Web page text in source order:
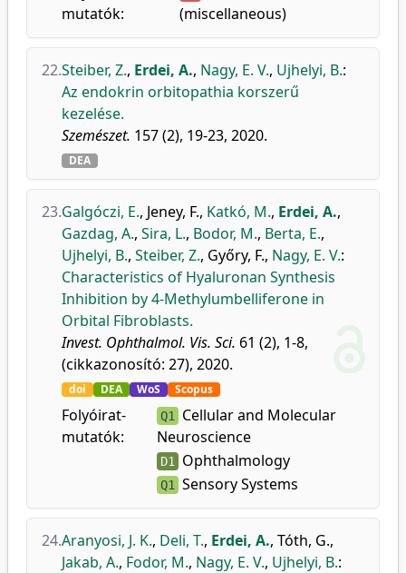
mutatók:
(miscellaneous)
22.Steiber, Z., Erdei, A., Nagy, E. V., Ujhelyi, B.:
Az endokrin orbitopathia korszerű
kezelése.
Szemészet. 157 (2), 19-23, 2020.
DEA
23.Galgóczi, E., Jeney, F., Katkó, M., Erdei, A.,
Gazdag, A., Sira, L., Bodor, M., Berta, E.,
Ujhelyi, B., Steiber, Z., Győry, F., Nagy, E. V.:
Characteristics of Hyaluronan Synthesis
Inhibition by 4-Methylumbelliferone in
Orbital Fibroblasts.
Invest. Ophthalmol. Vis. Sci. 61 (2), 1-8,
(cikkazonosító: 27), 2020.
doi DEA WoS Scopus
Folyóirat-
mutatók:
Q1 Cellular and Molecular
Neuroscience
D1 Ophthalmology
Q1 Sensory Systems
24.Aranyosi, J. K., Deli, T., Erdei, A., Tóth, G.,
Jakab, A., Fodor, M., Nagy, E. V., Ujhelyi, B.: